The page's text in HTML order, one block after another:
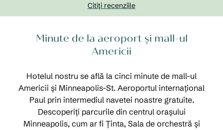
Citiți recenziile
Minute de la aeroport și mall-ul
Americii
Hotelul nostru se află la cinci minute de mall-ul
Americii și Minneapolis-St. Aeroportul internațional
Paul prin intermediul navetei noastre gratuite.
Descoperiți parcurile din centrul orașului
Minneapolis, cum ar fi Ținta, Sala de orchestră și